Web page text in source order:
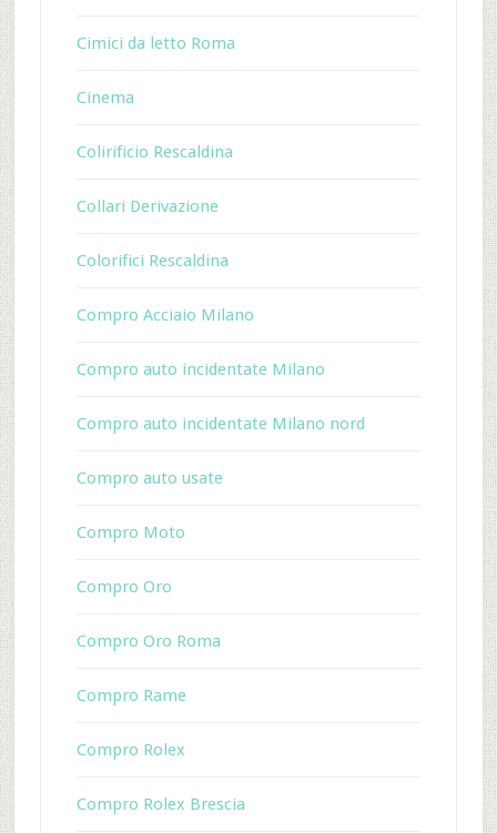
Cimici da letto Roma
Cinema
Colirificio Rescaldina
Collari Derivazione
Colorifici Rescaldina
Compro Acciaio Milano
Compro auto incidentate Milano
Compro auto incidentate Milano nord
Compro auto usate
Compro Moto
Compro Oro
Compro Oro Roma
Compro Rame
Compro Rolex
Compro Rolex Brescia